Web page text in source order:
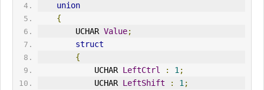
union
{
        UCHAR
Value;
struct
{
            UCHAR
LeftCtrl : 1;
            UCHAR
LeftShift : 1;